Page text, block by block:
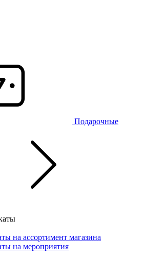
Подарочные
на ассортимент магазина
на мероприятия